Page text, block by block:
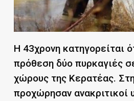
Η 43χρονη κατηγορείται
πρόθεση δύο πυρκαγιές
χώρους της Κερατέας.
προχώρησαν ανακριτικοί